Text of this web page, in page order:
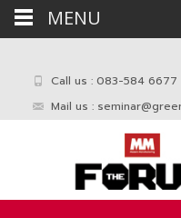
Call us : 083-584 6677
Mail us :
MENU